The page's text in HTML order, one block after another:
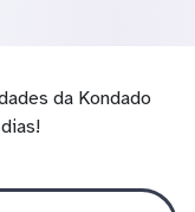
da Kondado